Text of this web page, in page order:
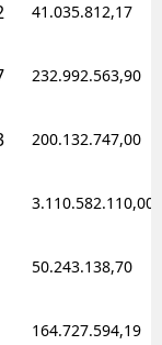
41.035.812,17
232.992.563,90
200.132.747,00
3.110.582.110,00
50.243.138,70
164.727.594,19